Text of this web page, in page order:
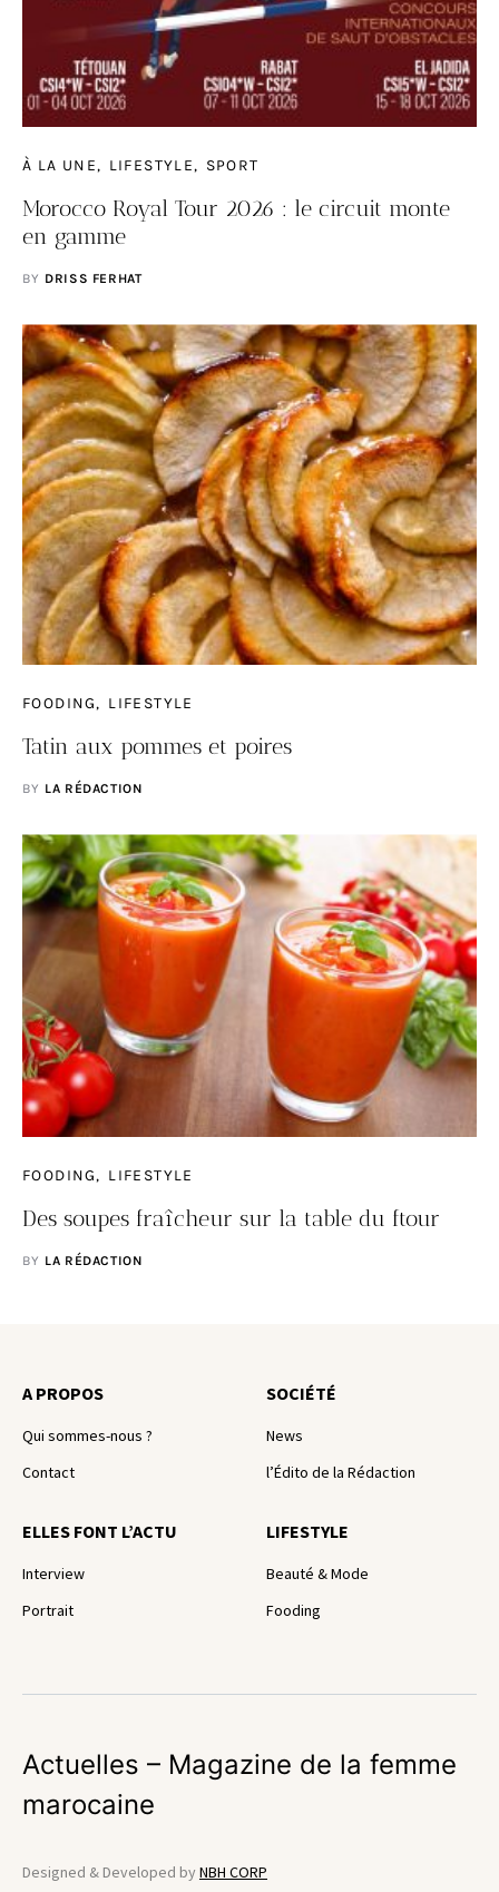
À LA UNE LIFESTYLE SPORT
Morocco Royal Tour 2026 : le circuit monte
en gamme
BY DRISS FERHAT
FOODING LIFESTYLE
Tatin aux pommes et poires
BY LA RÉDACTION
FOODING LIFESTYLE
Des soupes fraîcheur sur la table du ftour
BY LA RÉDACTION
A PROPOS
Qui sommes-nous ?
Contact
SOCIÉTÉ
News
l’Édito de la Rédaction
ELLES FONT L’ACTU
Interview
Portrait
LIFESTYLE
Beauté & Mode
Fooding
Actuelles – Magazine de la femme
marocaine
Designed & Developed byNBH CORP